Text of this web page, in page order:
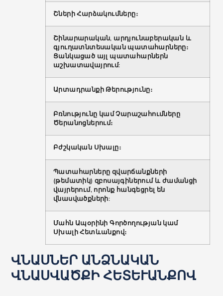
Շների Հարձակումները։
Շինարարական, արդյունաբերական և
գյուղատնտեսական պատահարները։
Ցանկացած այլ պատահարներն
աշխատավայրում:
Արտադրանքի Թերությունը։
Բռնությունը կամ Չարաշահումները
Ծերանոցներում։
Բժշկական Սխալը։
Պատահարները զվարճանքների
(թեմատիկ) զբոսայգիներում և ժամանցի
վայրերում, որոնք հանգեցրել են
վնասվածքների:
Մահն Ապօրինի Գործողության կամ
Սխալի Հետևանքով։
ՎՆԱՍՆԵՐ ԱՆՁՆԱԿԱՆ
ՎՆԱՍՎԱԾՔԻ ՀԵՏԵՒԱՆՔՈՎ